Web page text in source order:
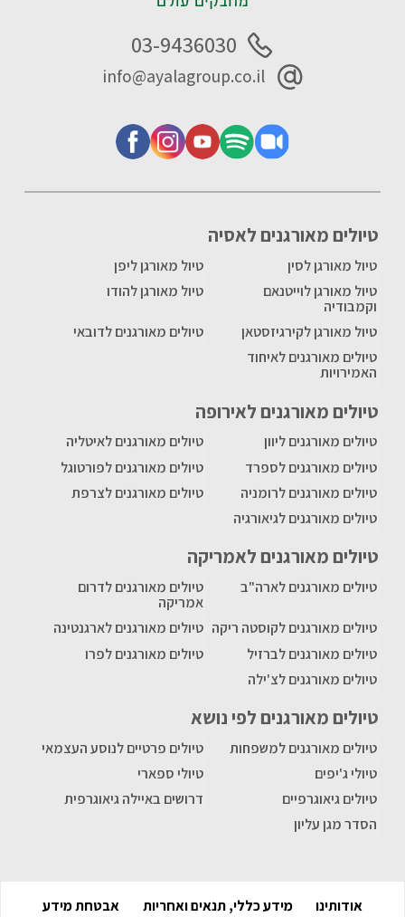
טיולים מאורגנים לאסיה
טיול מאורגן לסין
טיול מאורגן ליפן
טיול מאורגן לוייטנאם
וקמבודיה
טיול מאורגן להודו
טיול מאורגן לקירגיזסטאן
טיולים מאורגנים לדובאי
טיולים מאורגנים לאיחוד
האמירויות
טיולים מאורגנים לאירופה
טיולים מאורגנים ליוון
טיולים מאורגנים לאיטליה
טיולים מאורגנים לספרד
טיולים מאורגנים לפורטוגל
טיולים מאורגנים לרומניה
טיולים מאורגנים לצרפת
טיולים מאורגנים לגיאורגיה
טיולים מאורגנים לאמריקה
טיולים מאורגנים לארה"ב
טיולים מאורגנים לדרום
אמריקה
טיולים מאורגנים לקוסטה ריקה טיולים מאורגנים לארגנטינה
טיולים מאורגנים לברזיל
טיולים מאורגנים לפרו
טיולים מאורגנים לצ'ילה
טיולים מאורגנים לפי נושא
טיולים מאורגנים למשפחות
טיולים פרטיים לנוסע העצמאי
טיולי ג'יפים
טיולי ספארי
טיולים גיאוגרפיים
דרושים באיילה גיאוגרפית
הסדר מגן עליון
03-9436030
info@ayalagroup.co.il
אודותינו מידע כללי, תנאים ואחריות אבטחת מידע